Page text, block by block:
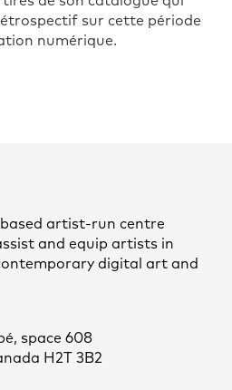
sur cette période
numérique.
artist-run centre
and equip artists in
digital art and
space 608
H2T 3B2